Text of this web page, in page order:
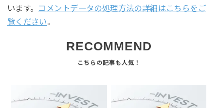
います。 コメントデータの処理方法の詳細はこちらをご
覧ください。
RECOMMEND